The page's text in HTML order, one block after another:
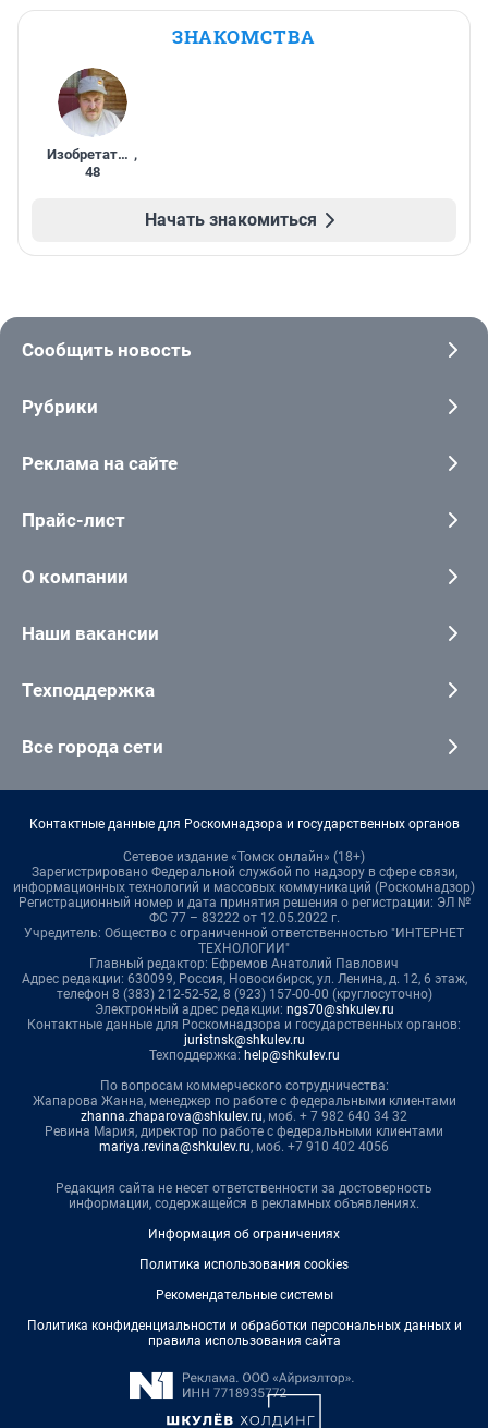
ЗНАКОМСТВА
Изобретатель ,
48
Начать знакомиться
Сообщить новость
Рубрики
Реклама на сайте
Прайс-лист
О компании
Наши вакансии
Техподдержка
Все города сети
Контактные данные для Роскомнадзора и государственных органов
Сетевое издание «Томск онлайн» (18+)
Зарегистрировано Федеральной службой по надзору в сфере связи,
информационных технологий и массовых коммуникаций (Роскомнадзор)
Регистрационный номер и дата принятия решения о регистрации: ЭЛ №
ФС 77 – 83222 от 12.05.2022 г.
Учредитель: Общество с ограниченной ответственностью "ИНТЕРНЕТ
ТЕХНОЛОГИИ"
Главный редактор: Ефремов Анатолий Павлович
Адрес редакции: 630099, Россия, Новосибирск, ул. Ленина, д. 12, 6 этаж,
телефон 8 (383) 212-52-52, 8 (923) 157-00-00 (круглосуточно)
Электронный адрес редакции: ngs70@shkulev.ru
Контактные данные для Роскомнадзора и государственных органов:
juristnsk@shkulev.ru
Техподдержка: help@shkulev.ru
По вопросам коммерческого сотрудничества:
Жапарова Жанна, менеджер по работе с федеральными клиентами
zhanna.zhaparova@shkulev.ru, моб. + 7 982 640 34 32
Ревина Мария, директор по работе с федеральными клиентами
mariya.revina@shkulev.ru, моб. +7 910 402 4056
Редакция сайта не несет ответственности за достоверность
информации, содержащейся в рекламных объявлениях.
Информация об ограничениях
Политика использования cookies
Рекомендательные системы
Политика конфиденциальности и обработки персональных данных и
правила использования сайта